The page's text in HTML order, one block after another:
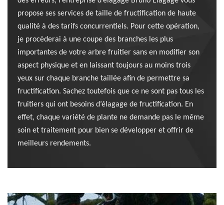
propose ses services de taille de fructification de haute
qualité à des tarifs concurrentiels. Pour cette opération,
je procèderai à une coupe des branches les plus
importantes de votre arbre fruitier sans en modifier son
aspect physique et en laissant toujours au moins trois
yeux sur chaque branche taillée afin de permettre sa
fructification. Sachez toutefois que ce ne sont pas tous les
fruitiers qui ont besoins d’élagage de fructification. En
effet, chaque variété de plante ne demande pas le même
soin et traitement pour bien se développer et offrir de
meilleurs rendements.